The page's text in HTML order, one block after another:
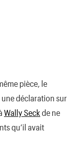
pièce, le
déclaration sur
Wally Seck de ne
qu’il avait